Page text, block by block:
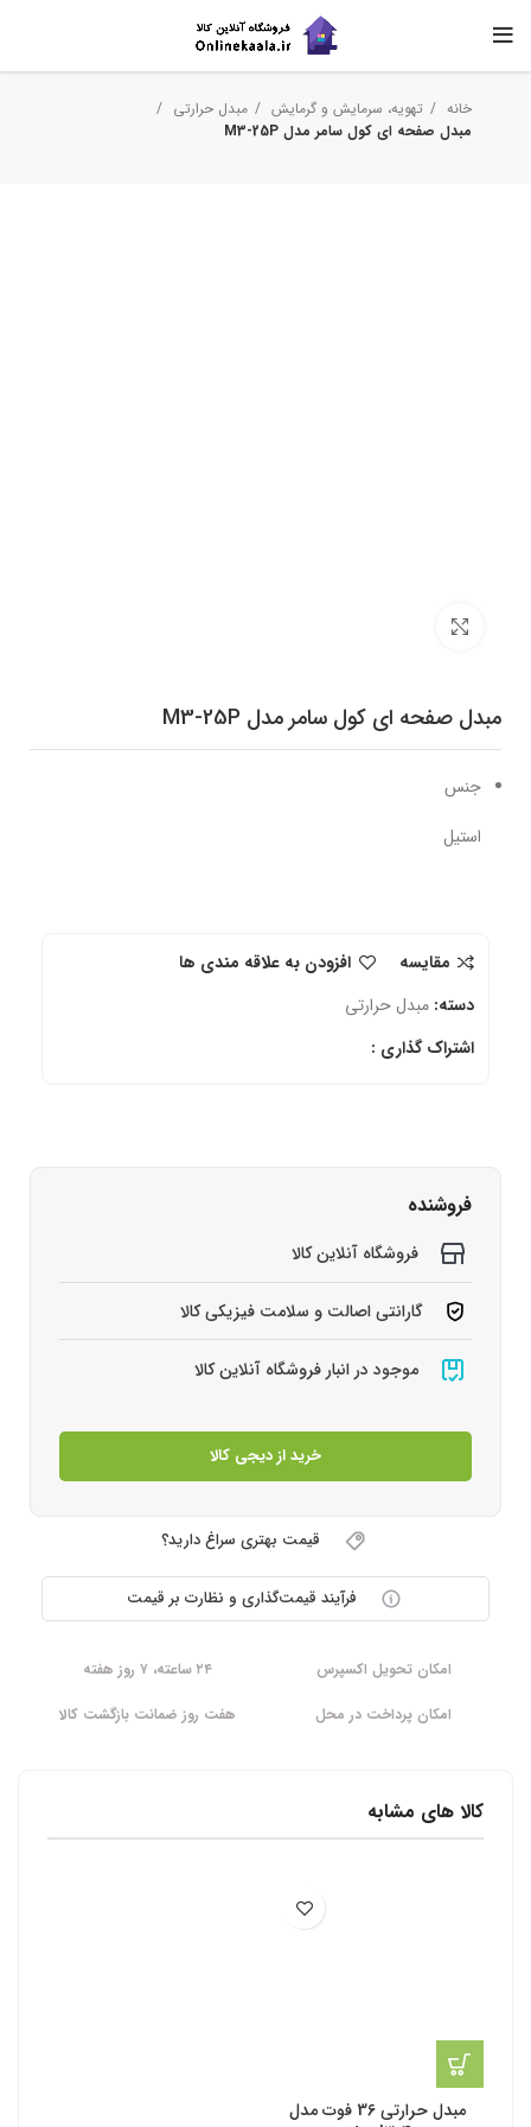
خانه تهویه، سرمایش و گرمایش
مبدل حرارتی
مبدل صفحه ای کول سامر مدل M3-25P
مبدل صفحه ای کول سامر مدل M3-25P
جنس
استیل
مقایسه
افزودن به علاقه مندی ها
دسته: مبدل حرارتی
اشتراک گذاری :
فروشنده
فروشگاه آنلاین کالا
گارانتی اصالت و سلامت فیزیکی کالا
موجود در انبار فروشگاه آنلاین کالا
خرید از دیجی کالا
قیمت بهتری سراغ دارید؟
فرآیند قیمت‌گذاری و نظارت بر قیمت
امکان تحویل اکسپرس
۲۴ ساعته، ۷ روز هفته
امکان پرداخت در محل
هفت روز ضمانت بازگشت کالا
کالا های مشابه
مبدل حرارتی 36 فوت مدل